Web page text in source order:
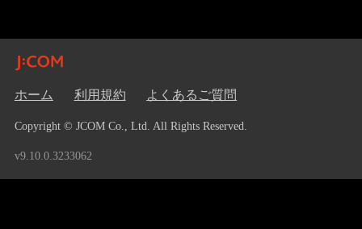
ホーム 利用規約 よくあるご質問
Copyright © JCOM Co., Ltd. All Rights Reserved.
v9.10.0.3233062